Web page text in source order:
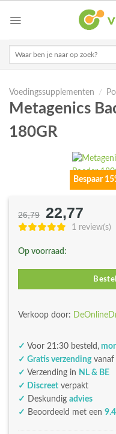
Voedingssupplementen /
Metagenics
180GR
Bespaar
26,79
prijs
€26,79.
22,77
prijs
1 review(s)
Op voorraad:
Verkoop door:
✓ Voor 21:30 besteld,
✓ Gratis verzendingvanaf
✓ Verzending in NL & BE
✓ Discreet verpakt
✓
Deskundig advies
✓ Beoordeeld met een 9.4